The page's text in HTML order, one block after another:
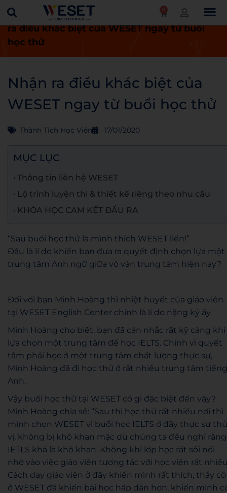
0
Trang chủ Thành tích học viên
Nhận
ra điều khác biệt của WESET ngay từ buổi
học thử
Nhận ra điều khác biệt của
WESET ngay từ buổi học thử
Thành Tích Học Viên 17/01/2020
MỤC LỤC
Thông tin liên hệ WESET
Lộ trình luyện thi & thiết kế riêng theo nhu cầu
KHÓA HỌC CAM KẾT ĐẦU RA
“Sau buổi học thử là mình thích WESET liền!”
Đâu là lí do khiến bạn đưa ra quyết định chọn lựa một
trung tâm Anh ngữ giữa vô vàn trung tâm hiện nay?
Đối với bạn Minh Hoàng thì nhiệt huyết của giáo viên
tại WESET English Center chính là lí do nặng ký ấy.
Minh Hoàng cho biết, bạn đã cân nhắc rất kỹ càng khi
lựa chọn một trung tâm để học IELTS. Chính vì quyết
tâm phải học ở một trung tâm chất lượng thực sự,
Minh Hoàng đã đi học thử ở rất nhiều trung tâm tiếng
Anh.
Vậy buổi học thử tại WESET có gì đặc biệt đến vậy?
Minh Hoàng chia sẻ: “Sau thi học thử rất nhiều nơi thì
mình chọn WESET vì buổi học IELTS ở đây thực sự thú
vị, không bị khô khan mặc dù chúng ta đều nghĩ rằng
IETLS khá là khô khan. Không khí lớp học rất sôi nổi
nhờ vào việc giáo viên tương tác với học viên rất
Cách dạy giáo viên ở đây khiến mình rất thích, thầy cô
ở WESET đã khiến bài học hấp dẫn hơn, khiến mình